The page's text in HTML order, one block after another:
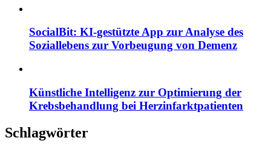
SocialBit: KI-gestützte App zur Analyse des
Soziallebens zur Vorbeugung von Demenz
Künstliche Intelligenz zur Optimierung der
Krebsbehandlung bei Herzinfarktpatienten
Schlagwörter